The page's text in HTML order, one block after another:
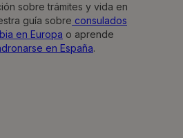
sobre trámites y vida en
guía sobre consulados
en Europa o aprende
en España.